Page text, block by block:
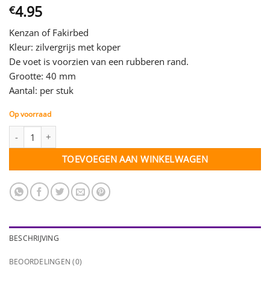
€4.95
Kenzan of Fakirbed
Kleur: zilvergrijs met koper
De voet is voorzien van een rubberen rand.
Grootte: 40 mm
Aantal: per stuk
Op voorraad
TOEVOEGEN AAN WINKELWAGEN
BESCHRIJVING
BEOORDELINGEN (0)